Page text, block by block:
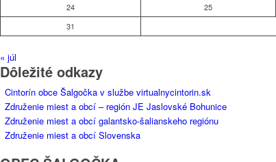
24
25
31
« júl
Dôležité odkazy
Cintorín obce Šalgočka v službe virtualnycintorin.sk
Združenie miest a obcí – región JE Jaslovské Bohunice
Združenie miest a obcí galantsko-šalianskeho regiónu
Združenie miest a obcí Slovenska